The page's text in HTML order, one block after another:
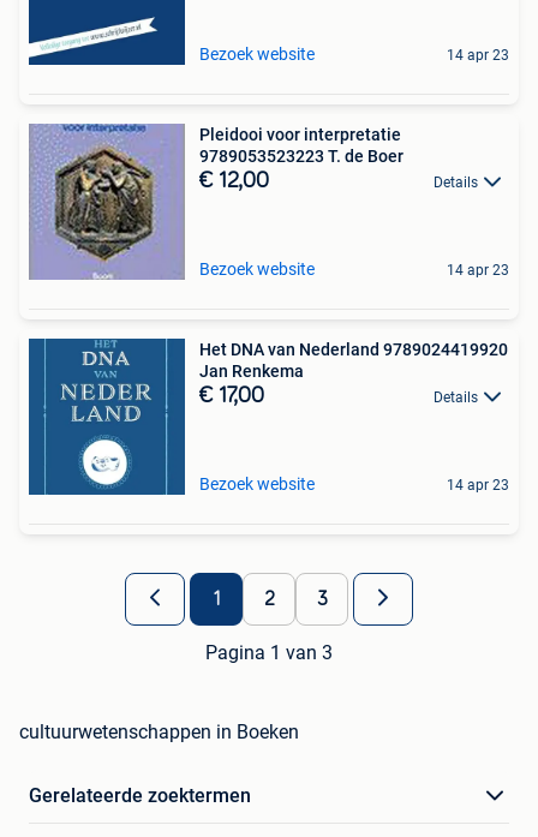
Bezoek website 14 apr 23
Pleidooi voor interpretatie
9789053523223 T. de Boer
€ 12,00 Details
Bezoek website 14 apr 23
Het DNA van Nederland 9789024419920
Jan Renkema
€ 17,00 Details
Bezoek website 14 apr 23
1 2 3
Pagina 1 van 3
cultuurwetenschappen in Boeken
Gerelateerde zoektermen